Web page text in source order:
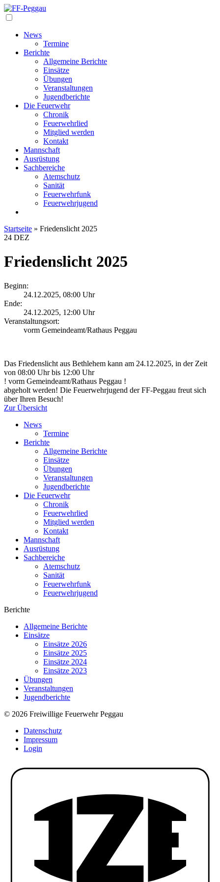
News
Termine
Berichte
Allgemeine Berichte
Einsätze
Übungen
Veranstaltungen
Jugendberichte
Die Feuerwehr
Chronik
Feuerwehrlied
Mitglied werden
Kontakt
Mannschaft
Ausrüstung
Sachbereiche
Atemschutz
Sanität
Feuerwehrfunk
Feuerwehrjugend
Startseite » Friedenslicht 2025
24 DEZ
Friedenslicht 2025
Beginn:
24.12.2025, 08:00 Uhr
Ende:
24.12.2025, 12:00 Uhr
Veranstaltungsort:
vorm Gemeindeamt/Rathaus Peggau
Das Friedenslicht aus Bethlehem kann am 24.12.2025, in der Zeit
von 08:00 Uhr bis 12:00 Uhr
! vorm Gemeindeamt/Rathaus Peggau !
abgeholt werden! Die Feuerwehrjugend der FF-Peggau freut sich
über Ihren Besuch!
Zur Übersicht
News
Termine
Berichte
Allgemeine Berichte
Einsätze
Übungen
Veranstaltungen
Jugendberichte
Die Feuerwehr
Chronik
Feuerwehrlied
Mitglied werden
Kontakt
Mannschaft
Ausrüstung
Sachbereiche
Atemschutz
Sanität
Feuerwehrfunk
Feuerwehrjugend
Berichte
Allgemeine Berichte
Einsätze
Einsätze 2026
Einsätze 2025
Einsätze 2024
Einsätze 2023
Übungen
Veranstaltungen
Jugendberichte
© 2026 Freiwillige Feuerwehr Peggau
Datenschutz
Impressum
Login